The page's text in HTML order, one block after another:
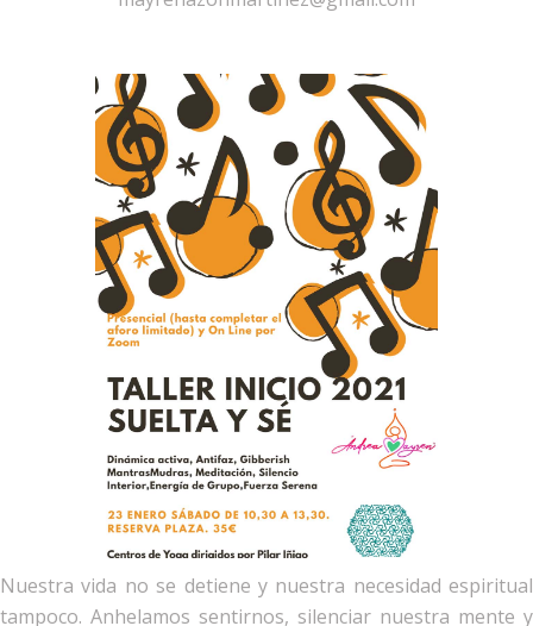
Nuestra vida no se detiene y nuestra necesidad espiritual
tampoco. Anhelamos sentirnos, silenciar nuestra mente y